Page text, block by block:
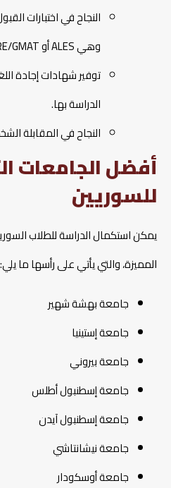
النجاح في اختبارات
وهي ALES أو GRE/GMAT.
توفير شهادات إجادة
الدراسة بها.
النجاح في المقابلة
أفضل الجامعات
للسوريين
يمكن استكمال الدراسة للطلاب
المميزة، والتي يأتي على رأسها ما يلي:
جامعة بهشة شهير
جامعة إستينيا
جامعة بيروني
جامعة إسطنبول أطلس
جامعة إسطنبول آيدن
جامعة نيشانتاشي
جامعة أوسكودار